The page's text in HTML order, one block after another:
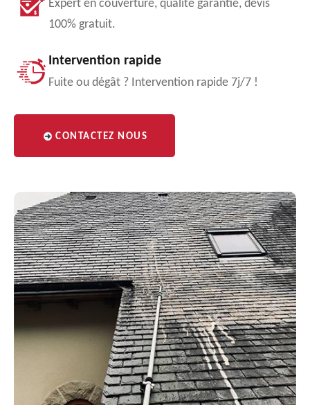
Expert en couverture, qualité garantie, devis
100% gratuit.
Intervention rapide
Fuite ou dégât ? Intervention rapide 7j/7 !
CONTACTEZ NOUS